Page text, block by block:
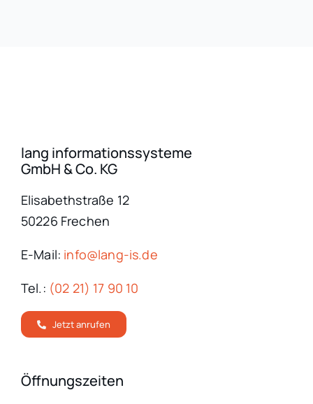
lang informationssysteme
GmbH & Co. KG
Elisabethstraße 12
50226 Frechen
E-Mail: info@lang-is.de
Tel.: (02 21) 17 90 10
Jetzt anrufen
Öffnungszeiten